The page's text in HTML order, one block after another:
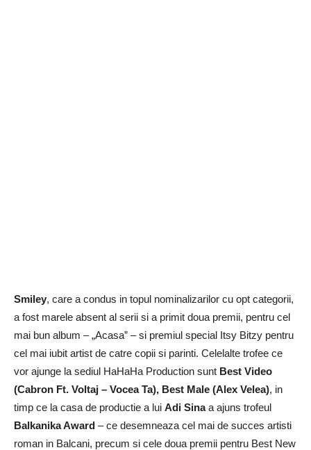
Smiley, care a condus in topul nominalizarilor cu opt categorii,
a fost marele absent al serii si a primit doua premii, pentru cel
mai bun album – „Acasa” – si premiul special Itsy Bitzy pentru
cel mai iubit artist de catre copii si parinti. Celelalte trofee ce
vor ajunge la sediul HaHaHa Production sunt Best Video
(Cabron Ft. Voltaj – Vocea Ta), Best Male (Alex Velea), in
timp ce la casa de productie a lui Adi Sinaa ajuns trofeul
Balkanika Award – ce desemneaza cel mai de succes artisti
roman in Balcani, precum si cele doua premii pentru Best New